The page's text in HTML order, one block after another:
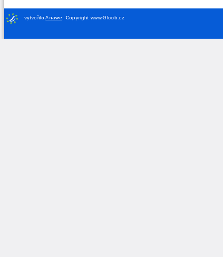
vytvořiloAnawe Copyright www.Gloob.cz